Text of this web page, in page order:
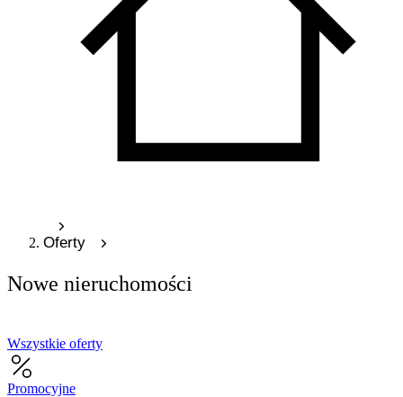
Oferty
Nowe nieruchomości
Wszystkie oferty
Promocyjne